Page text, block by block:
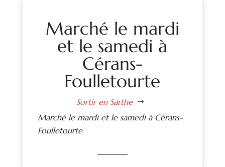
Marché le mardi
et le samedi à
Cérans-
Foulletourte
Sortir en Sarthe $
Marché le mardi et le samedi à Cérans-
Foulletourte